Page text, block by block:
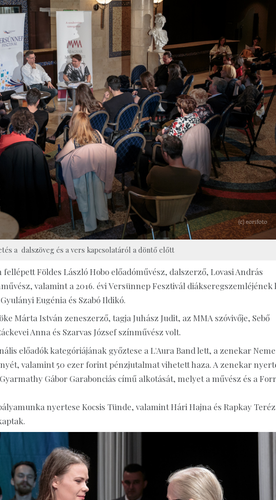
a dalszöveg és a vers kapcsolatáról a döntő előtt
Földes László Hobo előadóművész, dalszerző, Lovasi András
valamint a 2016. évi Versünnep Fesztivál diákseregszemléjének
Eugénia és Szabó Ildikó.
Márta István zeneszerző, tagja Juhász Judit, az MMA szóvivője, Sebő
Anna és Szarvas József színművész volt.
előadók kategóriájának győztese a L'Aura Band lett, a zenekar
valamint 50 ezer forint pénzjutalmat vihetett haza. A zenekar
Gábor Garabonciás című alkotását, melyet a művész és a
nyertese Kocsis Tünde, valamint Hári Hajna és Rapkay